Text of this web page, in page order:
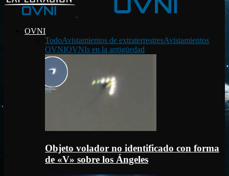
OVNI
TodoAvistamientos de extraterrestresAvistamientos
OVNIOVNIs en la antigüedad
Objeto volador no identificado con forma
de «V» sobre los Ángeles